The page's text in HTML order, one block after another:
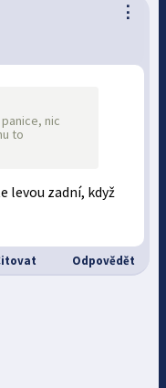
⋮
nic
to
levou zadní, když
Odpovědět